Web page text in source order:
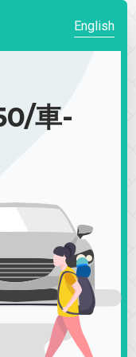
English
車-